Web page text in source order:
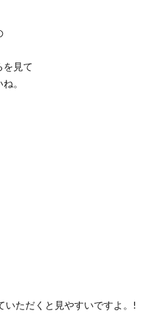
を見て
。
ただくと見やすいですよ。!